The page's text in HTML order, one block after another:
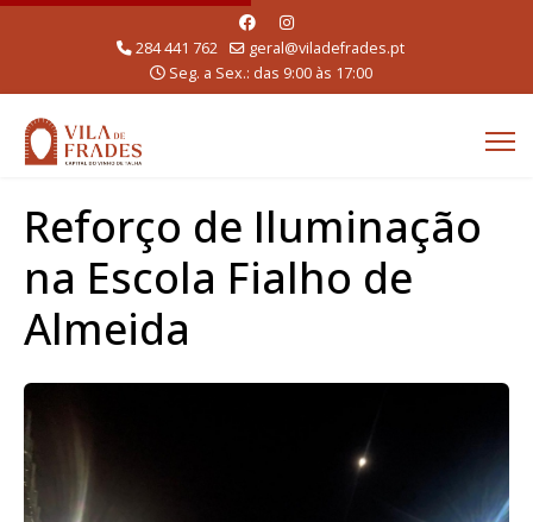
284 441 762
geral@viladefrades.pt
Seg. a Sex.: das 9:00 às 17:00
Reforço de Iluminação
na Escola Fialho de
Almeida